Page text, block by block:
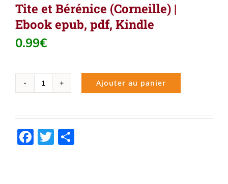
Tite et Bérénice (Corneille) |
Ebook epub, pdf, Kindle
0.99€
quantité
Bérénice
(Corneille)
Ajouter au panier
Facebook
Twitter